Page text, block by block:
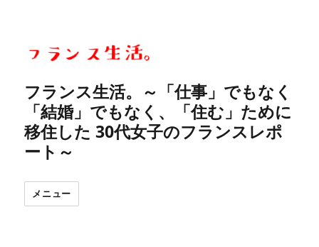
フランス生活。～「仕事」でもなく
「結婚」でもなく、「住む」ために
移住した 30代女子のフランスレポ
ート～
メニュー